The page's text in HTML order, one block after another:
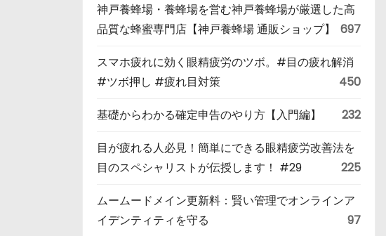
神戸養蜂場・養蜂場を営む神戸養蜂場が厳選した高
品質な蜂蜜専門店【神戸養蜂場 通販ショップ】
697
スマホ疲れに効く眼精疲労のツボ。#目の疲れ解消
#ツボ押し #疲れ目対策
450
基礎からわかる確定申告のやり方【入門編】 232
目が疲れる人必見！簡単にできる眼精疲労改善法を
目のスペシャリストが伝授します！ #29
225
ムームードメイン更新料：賢い管理でオンラインア
イデンティティを守る
97